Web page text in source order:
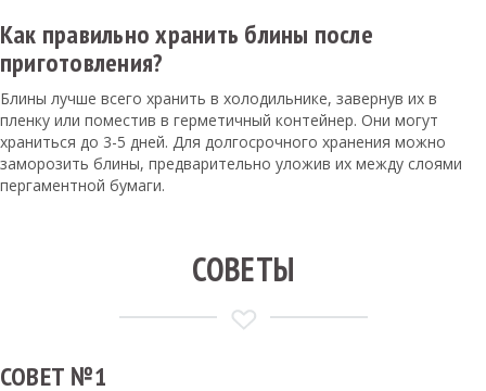
Как правильно хранить блины после
приготовления?
Блины лучше всего хранить в холодильнике, завернув их в
пленку или поместив в герметичный контейнер. Они могут
храниться до 3-5 дней. Для долгосрочного хранения можно
заморозить блины, предварительно уложив их между слоями
пергаментной бумаги.
СОВЕТЫ
СОВЕТ №1